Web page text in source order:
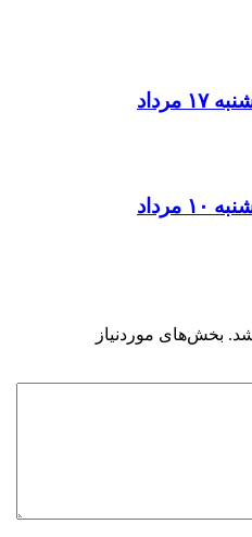
بخش‌های موردنیاز